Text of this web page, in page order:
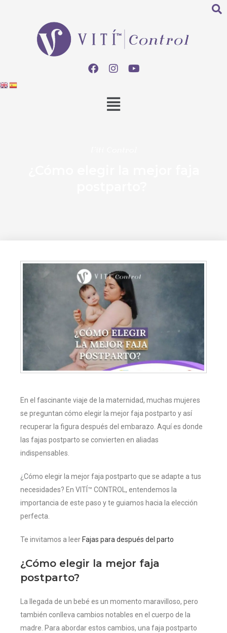
En el fascinante viaje de la maternidad, muchas mujeres
se preguntan cómo elegir la mejor faja postparto y así
recuperar la figura después del embarazo. Aquí es donde
las fajas postparto se convierten en aliadas
indispensables.
¿Cómo elegir la mejor faja postparto que se adapte a tus
necesidades? En VITÍ™ CONTROL, entendemos la
importancia de este paso y te guiamos hacia la elección
perfecta.
Te invitamos a leer Fajas para después del parto
¿Cómo elegir la mejor faja
postparto?
La llegada de un bebé es un momento maravilloso, pero
también conlleva cambios notables en el cuerpo de la
madre. Para abordar estos cambios, una faja postparto